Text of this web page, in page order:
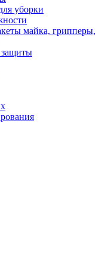
уборки
майка, грипперы,
защиты